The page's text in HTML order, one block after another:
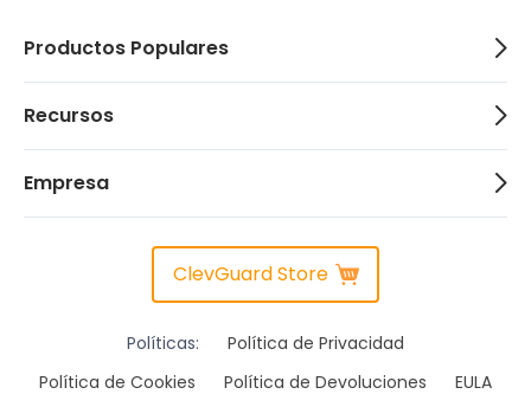
Productos Populares
Recursos
Empresa
ClevGuard Store
Políticas:
Política de Privacidad
Política de Cookies
Política de Devoluciones
EULA